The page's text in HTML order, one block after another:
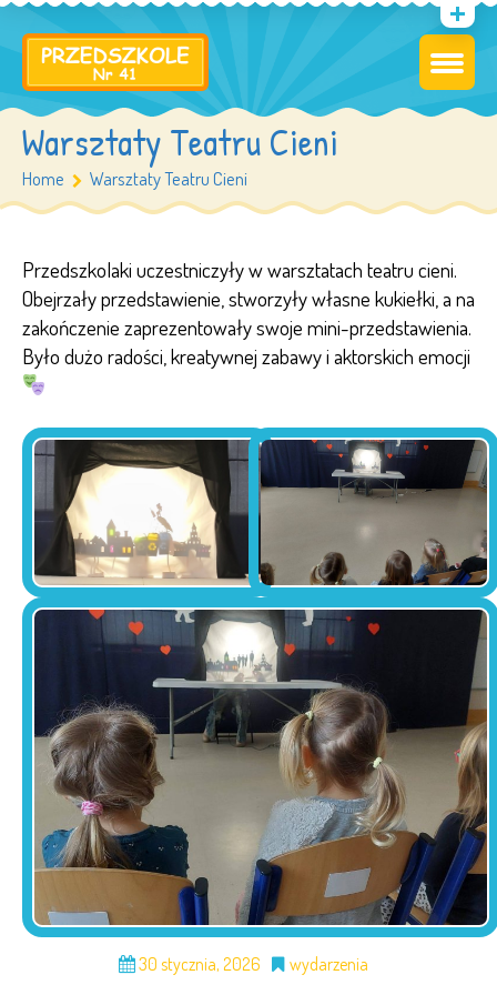
Warsztaty Teatru Cieni
Home Warsztaty Teatru Cieni
Przedszkolaki uczestniczyły w warsztatach teatru cieni.
Obejrzały przedstawienie, stworzyły własne kukiełki, a na
zakończenie zaprezentowały swoje mini-przedstawienia.
Było dużo radości, kreatywnej zabawy i aktorskich emocji
30 stycznia, 2026 wydarzenia